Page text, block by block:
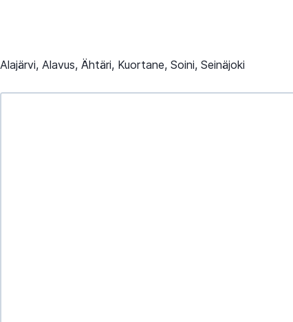
Alajärvi, Alavus, Ähtäri, Kuortane, Soini, Seinäjoki